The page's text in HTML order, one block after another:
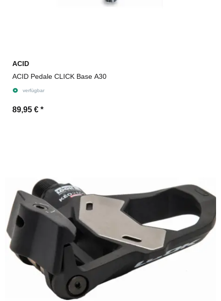
ACID
ACID Pedale CLICK Base A30
verfügbar
89,95 € *